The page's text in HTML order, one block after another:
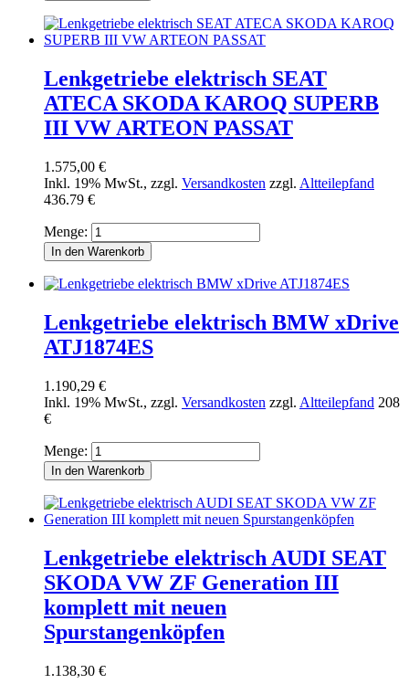
Lenkgetriebe elektrisch SEAT
ATECA SKODA KAROQ SUPERB
III VW ARTEON PASSAT
1.575,00 €
Inkl. 19% MwSt., zzgl. Versandkosten zzgl. Altteilepfand
436.79 €
Menge:
In den Warenkorb
Lenkgetriebe elektrisch BMW xDrive
ATJ1874ES
1.190,29 €
Inkl. 19% MwSt., zzgl. Versandkosten zzgl. Altteilepfand 208
€
Menge:
In den Warenkorb
Lenkgetriebe elektrisch AUDI SEAT
SKODA VW ZF Generation III
komplett mit neuen
Spurstangenköpfen
1.138,30 €